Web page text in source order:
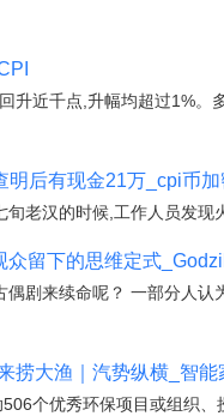
升近千点,升幅均超过1%。
后有现金21万_cpi币
老汉的时候,工作人员发现
众留下的思维定式
剧来续命呢？ 一部分人
捞大渔｜汽势纵横_智能
个优秀环保项目或组织